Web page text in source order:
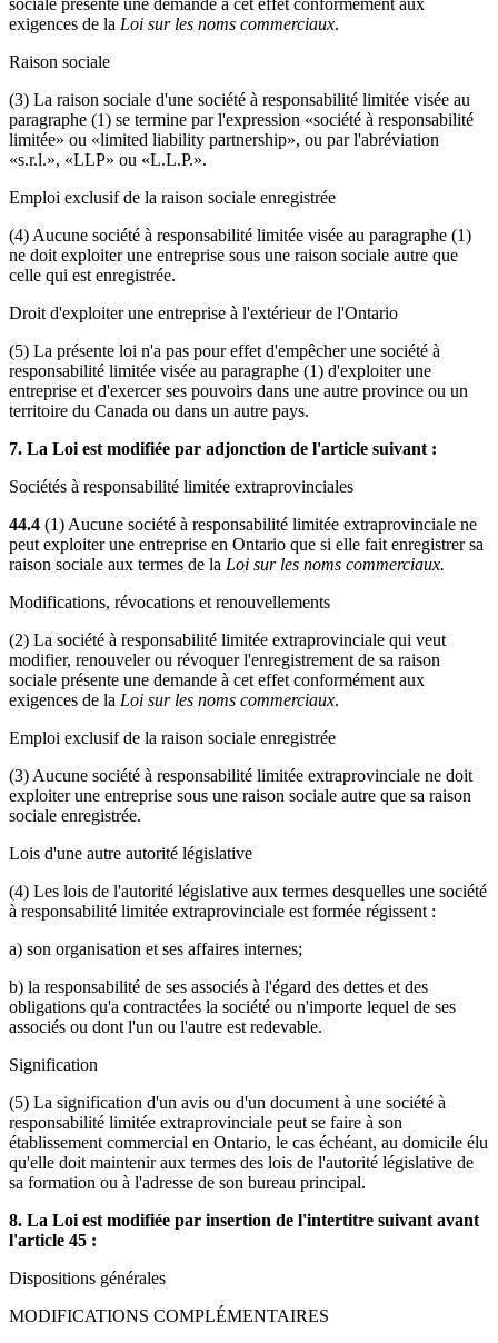
sociale présente une demande à cet effet conformément aux
exigences de la Loi sur les noms commerciaux.
Raison sociale
(3) La raison sociale d'une société à responsabilité limitée visée au
paragraphe (1) se termine par l'expression «société à responsabilité
limitée» ou «limited liability partnership», ou par l'abréviation
«s.r.l.», «LLP» ou «L.L.P.».
Emploi exclusif de la raison sociale enregistrée
(4) Aucune société à responsabilité limitée visée au paragraphe (1)
ne doit exploiter une entreprise sous une raison sociale autre que
celle qui est enregistrée.
Droit d'exploiter une entreprise à l'extérieur de l'Ontario
(5) La présente loi n'a pas pour effet d'empêcher une société à
responsabilité limitée visée au paragraphe (1) d'exploiter une
entreprise et d'exercer ses pouvoirs dans une autre province ou un
territoire du Canada ou dans un autre pays.
7. La Loi est modifiée par adjonction de l'article suivant :
Sociétés à responsabilité limitée extraprovinciales
44.4 (1) Aucune société à responsabilité limitée extraprovinciale ne
peut exploiter une entreprise en Ontario que si elle fait enregistrer sa
raison sociale aux termes de la Loi sur les noms commerciaux.
Modifications, révocations et renouvellements
(2) La société à responsabilité limitée extraprovinciale qui veut
modifier, renouveler ou révoquer l'enregistrement de sa raison
sociale présente une demande à cet effet conformément aux
exigences de la Loi sur les noms commerciaux.
Emploi exclusif de la raison sociale enregistrée
(3) Aucune société à responsabilité limitée extraprovinciale ne doit
exploiter une entreprise sous une raison sociale autre que sa raison
sociale enregistrée.
Lois d'une autre autorité législative
(4) Les lois de l'autorité législative aux termes desquelles une société
à responsabilité limitée extraprovinciale est formée régissent :
a) son organisation et ses affaires internes;
b) la responsabilité de ses associés à l'égard des dettes et des
obligations qu'a contractées la société ou n'importe lequel de ses
associés ou dont l'un ou l'autre est redevable.
Signification
(5) La signification d'un avis ou d'un document à une société à
responsabilité limitée extraprovinciale peut se faire à son
établissement commercial en Ontario, le cas échéant, au domicile élu
qu'elle doit maintenir aux termes des lois de l'autorité législative de
sa formation ou à l'adresse de son bureau principal.
8. La Loi est modifiée par insertion de l'intertitre suivant avant
l'article 45 :
Dispositions générales
MODIFICATIONS COMPLÉMENTAIRES